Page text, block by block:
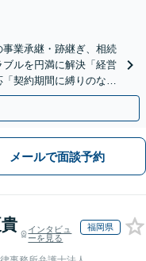
事業承継・跡継ぎ、相続
ルを円満に解決「経営
契約期間に縛りのない
談対応】
メールで面談予約
インタビュ
ーを見る
福岡県